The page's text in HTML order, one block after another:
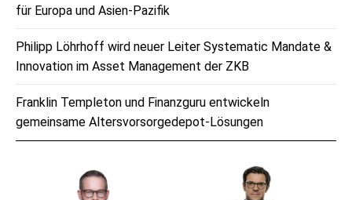
für Europa und Asien-Pazifik
Philipp Löhrhoff wird neuer Leiter Systematic Mandate &
Innovation im Asset Management der ZKB
Franklin Templeton und Finanzguru entwickeln
gemeinsame Altersvorsorgedepot-Lösungen